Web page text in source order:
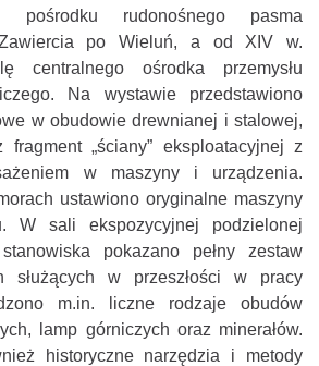
pośrodku rudonośnego pasma
po Wieluń, a od XIV w.
centralnego ośrodka przemysłu
Na wystawie przedstawiono
w obudowie drewnianej i stalowej,
fragment „ściany” eksploatacyjnej z
w maszyny i urządzenia.
ustawiono oryginalne maszyny
W sali ekspozycyjnej podzielonej
pokazano pełny zestaw
służących w przeszłości w pracy
m.in. liczne rodzaje obudów
lamp górniczych oraz minerałów.
historyczne narzędzia i metody